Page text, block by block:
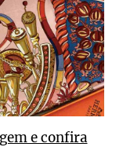
e confira